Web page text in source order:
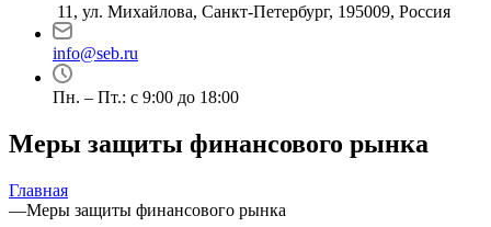
11, ул. Михайлова, Санкт-Петербург, 195009, Россия
info@seb.ru
Пн. – Пт.: с 9:00 до 18:00
Меры защиты финансового рынка
Главная
—Меры защиты финансового рынка